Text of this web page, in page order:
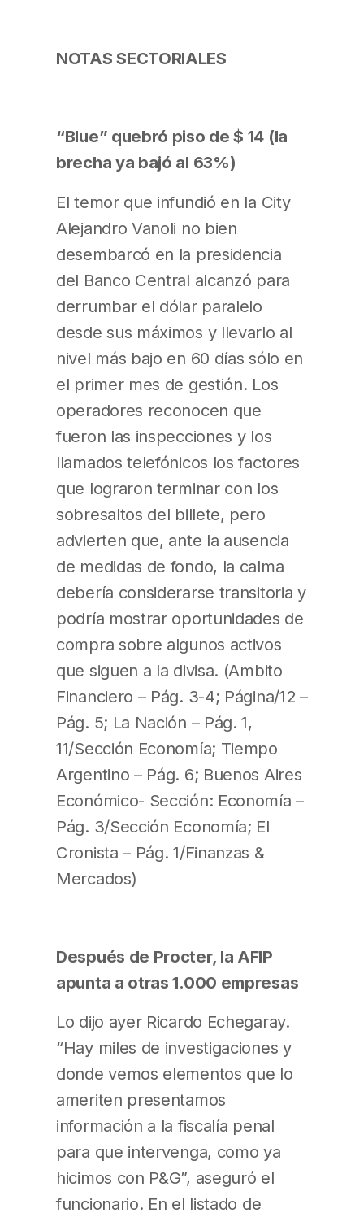
NOTAS SECTORIALES
“Blue” quebró piso de $ 14 (la
brecha ya bajó al 63%)
El temor que infundió en la City
Alejandro Vanoli no bien
desembarcó en la presidencia
del Banco Central alcanzó para
derrumbar el dólar paralelo
desde sus máximos y llevarlo al
nivel más bajo en 60 días sólo en
el primer mes de gestión. Los
operadores reconocen que
fueron las inspecciones y los
llamados telefónicos los factores
que lograron terminar con los
sobresaltos del billete, pero
advierten que, ante la ausencia
de medidas de fondo, la calma
debería considerarse transitoria y
podría mostrar oportunidades de
compra sobre algunos activos
que siguen a la divisa. (Ambito
Financiero – Pág. 3-4; Página/12 –
Pág. 5; La Nación – Pág. 1,
11/Sección Economía; Tiempo
Argentino – Pág. 6; Buenos Aires
Económico- Sección: Economía –
Pág. 3/Sección Economía; El
Cronista – Pág. 1/Finanzas &
Mercados)
Después de Procter, la AFIP
apunta a otras 1.000 empresas
Lo dijo ayer Ricardo Echegaray.
“Hay miles de investigaciones y
donde vemos elementos que lo
ameriten presentamos
información a la fiscalía penal
para que intervenga, como ya
hicimos con P&G”, aseguró el
funcionario. En el listado de